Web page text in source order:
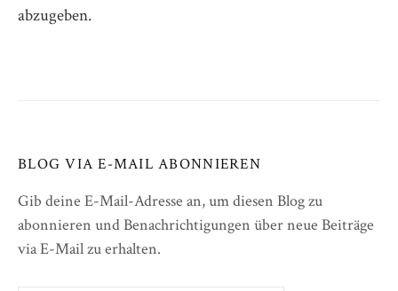
abzugeben.
BLOG VIA E-MAIL ABONNIEREN
Gib deine E-Mail-Adresse an, um diesen Blog zu
abonnieren und Benachrichtigungen über neue Beiträge
via E-Mail zu erhalten.